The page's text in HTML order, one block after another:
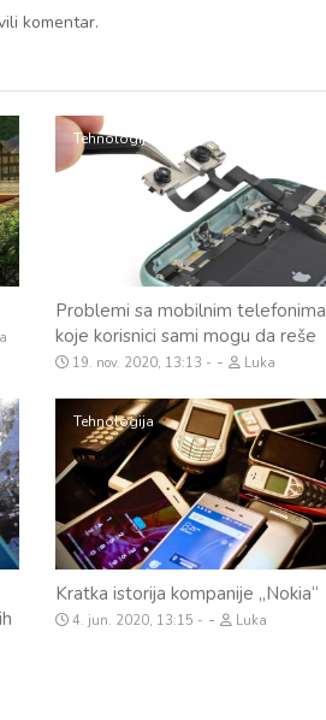
komentar.
Tehnologija
Problemi sa mobilnim telefonima
koje korisnici sami mogu da reše
19. nov. 2020, 13:13 - Luka
Tehnologija
Kratka istorija kompanije „Nokia“
4. jun. 2020, 13:15 - Luka